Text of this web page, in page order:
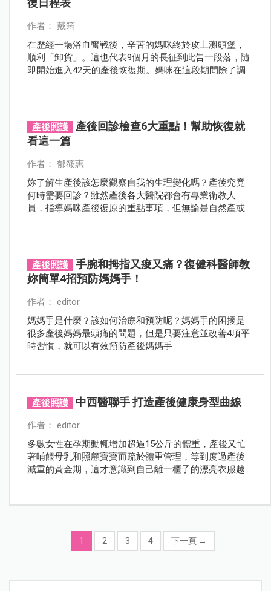
復日程表
作者： 戴筠
在歷經一場浴血奮戰後，辛苦的媽咪終於攻上灘頭堡，
順利「卸貨」。這也代表9個月的長征到此告一段落，隨
即開始進入42天的產後恢復期。媽咪在這段期間除了調
復的進程、可能出現的問題與解決之道。
產後照護
產後回診檢查6大重點！幫助恢復就
看這一篇
作者： 郁筱惠
妳了解生產後該怎麼觀察自我的生理變化嗎？產後究竟
何時需要回診？雖然產後各大醫院都會有專業衛教人
員，指導媽咪產後復原的重點事項，但無論是自然產或
的健康小叮嚀！
產後照護
手腕和拇指又痠又痛？復健科醫師教
妳簡單4招預防媽媽手！
作者： editor
媽媽手是什麼？該如何治療和預防呢？媽媽手的困擾是
很多產後媽媽最頭痛的問題，但是只要注意並改善4項平
時習慣，就可以有效預防產後媽媽手
產後照護 中西醫聯手 打造產後健康身型曲線
作者： editor
多數女性在孕期動輒增加超過15公斤的體重，產後又忙
著哺餵母乳和照顧寶寶而疏於體重管理，等到度過產後
減重的黃金期，這才意識到自己離一櫃子的漂亮衣服越
瘦身呢？
1 2 3 4 下一頁 →